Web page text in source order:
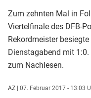
Zum zehnten Mal in
Viertelfinale des DFB-
Rekordmeister
Dienstagabend mit
zum Nachlesen.
AZ | 07. Februar 2017 - 13:03